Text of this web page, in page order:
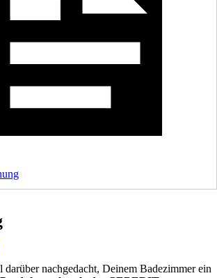
darüber nachgedacht, Deinem Badezimmer ein